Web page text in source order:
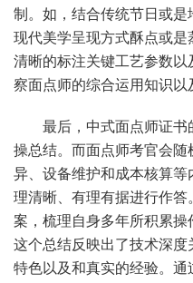
制。如，结合传统节日或
现代美学呈现方式酥点或是
清晰的标注关键工艺参数
察面点师的综合运用知识以
最后，中式面点师证书
操总结。而面点师考官会
异、设备维护和成本核算
理清晰、有理有据进行作
案，梳理自身多年所积累操
这个总结反映出了技术深度
特色以及和真实的经验。